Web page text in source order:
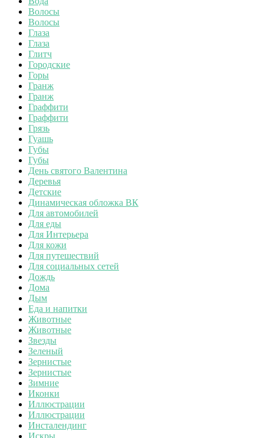
Волосы
Волосы
Глаза
Глаза
Глитч
Городские
Горы
Гранж
Гранж
Граффити
Граффити
Грязь
Гуашь
Губы
Губы
День святого Валентина
Деревья
Детские
Динамическая обложка ВК
Для автомобилей
Для еды
Для Интерьера
Для кожи
Для путешествий
Для социальных сетей
Дождь
Дома
Дым
Еда и напитки
Животные
Животные
Звезды
Зеленый
Зернистые
Зернистые
Зимние
Иконки
Иллюстрации
Иллюстрации
Инсталендинг
Искры